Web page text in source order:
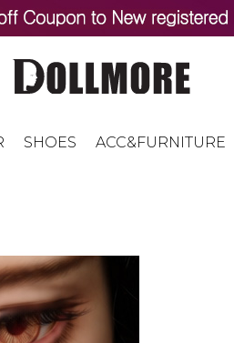
SHOES ACC&FURNITURE